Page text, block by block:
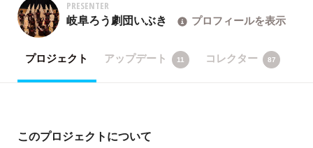
PRESENTER
岐阜ろう劇団いぶき プロフィールを表示
プロジェクト アップデート 11 コレクター 87
このプロジェクトについて